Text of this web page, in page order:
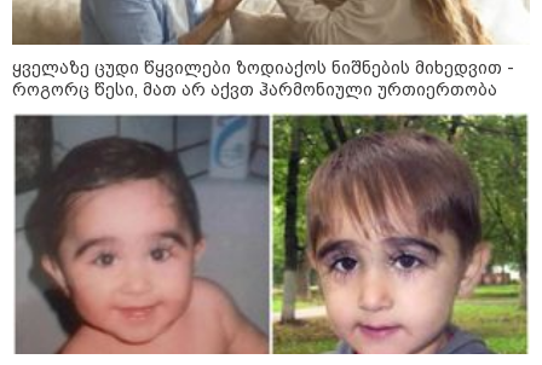
ყველაზე ცუდი წყვილები ზოდიაქოს ნიშნების მიხედვით -
როგორც წესი, მათ არ აქვთ ჰარმონიული ურთიერთობა